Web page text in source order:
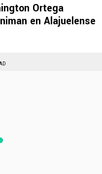
Ortega
en Alajuelense